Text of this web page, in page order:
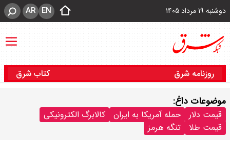
دوشنبه ۱۹ مرداد ۱۴۰۵ EN
AR
روزنامه شرق کتاب شرق
موضوعات داغ:
قیمت دلار حمله آمریکا به ایران
کالابرگ الکترونیکی
قیمت طلا
تنگه هرمز